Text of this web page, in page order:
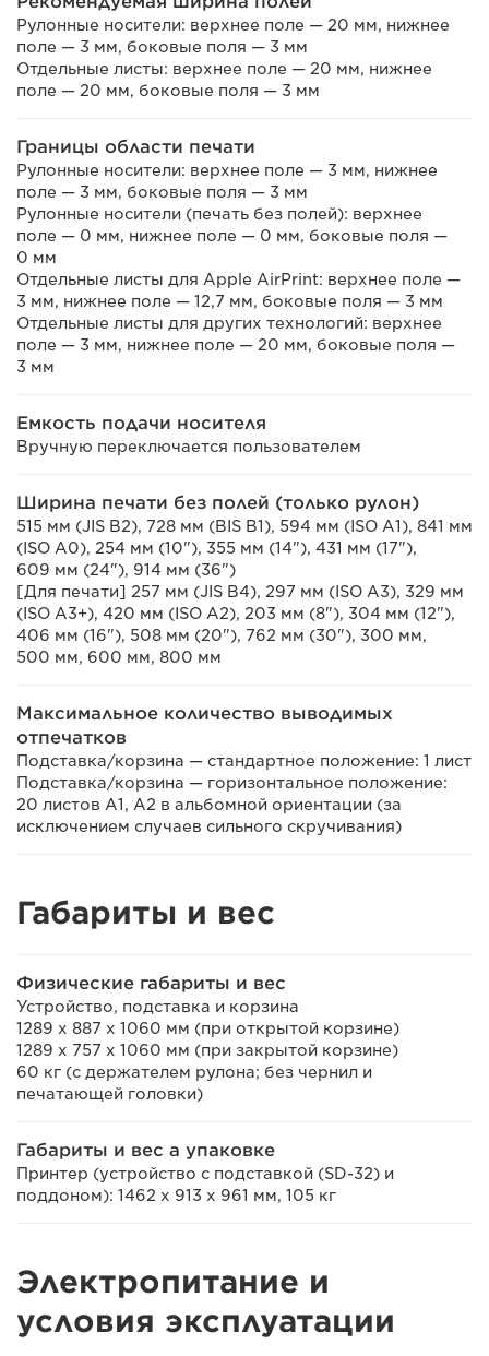
Рулонные носители: верхнее поле — 20 мм, нижнее
поле — 3 мм, боковые поля — 3 мм
Отдельные листы: верхнее поле — 20 мм, нижнее
поле — 20 мм, боковые поля — 3 мм
Границы области печати
Рулонные носители: верхнее поле — 3 мм, нижнее
поле — 3 мм, боковые поля — 3 мм
Рулонные носители (печать без полей): верхнее
поле — 0 мм, нижнее поле — 0 мм, боковые поля —
0 мм
Отдельные листы для Apple AirPrint: верхнее поле —
3 мм, нижнее поле — 12,7 мм, боковые поля — 3 мм
Отдельные листы для других технологий: верхнее
поле — 3 мм, нижнее поле — 20 мм, боковые поля —
3 мм
Емкость подачи носителя
Вручную переключается пользователем
Ширина печати без полей (только рулон)
515 мм (JIS B2), 728 мм (BIS B1), 594 мм (ISO A1), 841 мм
(ISO A0), 254 мм (10"), 355 мм (14"), 431 мм (17"),
609 мм (24"), 914 мм (36")
[Для печати] 257 мм (JIS B4), 297 мм (ISO A3), 329 мм
(ISO A3+), 420 мм (ISO A2), 203 мм (8"), 304 мм (12"),
406 мм (16"), 508 мм (20"), 762 мм (30"), 300 мм,
500 мм, 600 мм, 800 мм
Максимальное количество выводимых
отпечатков
Подставка/корзина — стандартное положение: 1 лист
Подставка/корзина — горизонтальное положение:
20 листов A1, A2 в альбомной ориентации (за
исключением случаев сильного скручивания)
Габариты и вес
Физические габариты и вес
Устройство, подставка и корзина
1289 x 887 x 1060 мм (при открытой корзине)
1289 x 757 x 1060 мм (при закрытой корзине)
60 кг (с держателем рулона; без чернил и
печатающей головки)
Габариты и вес а упаковке
Принтер (устройство с подставкой (SD-32) и
поддоном): 1462 x 913 x 961 мм, 105 кг
Электропитание и
условия эксплуатации